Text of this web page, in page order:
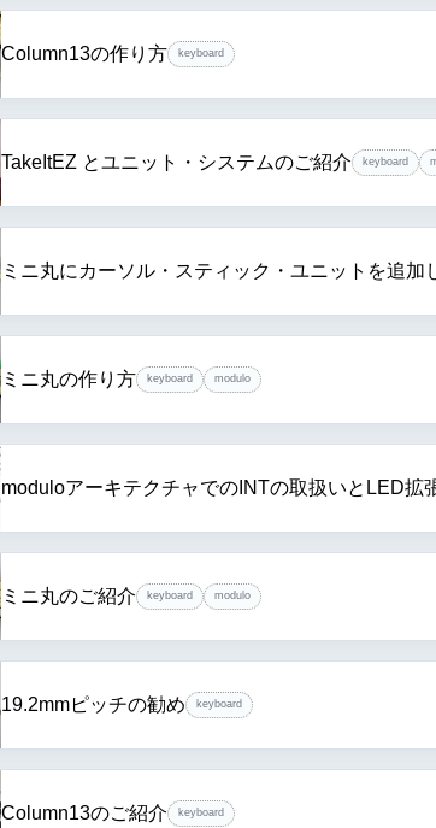
Column13の作り方 keyboard
TakeItEZ とユニット・システムのご紹介 keyboard
ミニ丸にカーソル・スティック・ユニットを追加
ミニ丸の作り方 keyboard modulo
moduloアーキテクチャでのINTの取扱いとLED拡
ミニ丸のご紹介 keyboard modulo
19.2mmピッチの勧め keyboard
Column13のご紹介 keyboard